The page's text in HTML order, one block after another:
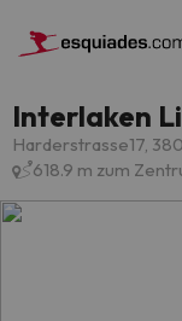
Interlaken
Harderstrasse17,
618.9 m zum